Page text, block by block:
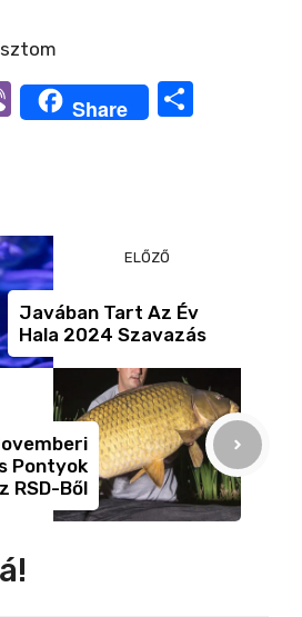
V
i
e
o
Vi
b
Share
g
ELŐZŐ
Javában Tart Az Év
Hala 2024 Szavazás
Pontyok
RSD-Ből